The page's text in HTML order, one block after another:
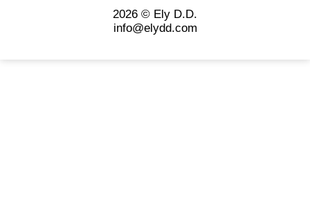
2026 © Ely D.D.
info@elydd.com